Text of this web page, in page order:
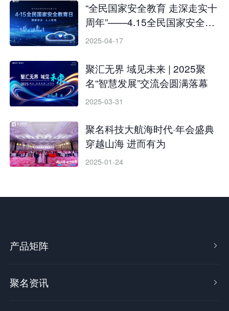
“全民国家安全教育 走深走实十
周年”——4.15全民国家安全教
育日宣传活动圆满举行
2025-04-17
聚汇无界 域见未来 | 2025聚
名“智慧发展”交流会圆满落幕
2025-03-31
聚名科技大航海时代·年会盛典
穿越山海 进而有为
2025-01-24
产品矩阵 
聚名资讯 